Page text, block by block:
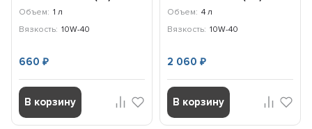
60396R
Объем: 1 л
Вязкость: 10W-40
660₽
В корзину
60395R
Объем: 4 л
Вязкость: 10W-40
2 060 ₽
В корзину